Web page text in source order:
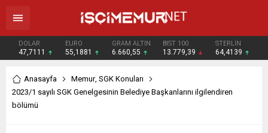
DOLAR
47,7111
EURO
55,1881
GRAM ALTIN
6.660,55
BIST 100
13.779,39
STERLİN
64,4139
Anasayfa Memur, SGK Konuları
2023/1 sayılı SGK Genelgesinin Belediye Başkanlarını ilgilendiren
bölümü